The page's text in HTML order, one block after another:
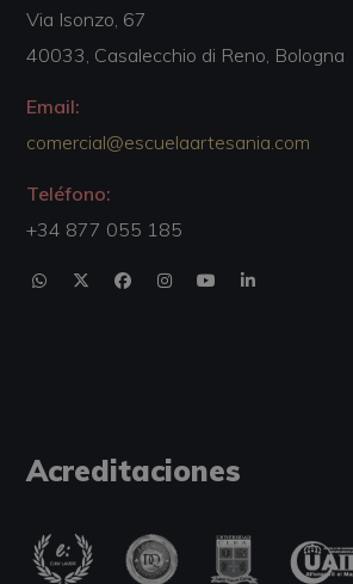
Via Isonzo, 67
40033, Casalecchio di Reno, Bologna
Email:
comercial@escuelaartesania.com
Teléfono:
+34 877 055 185
Acreditaciones